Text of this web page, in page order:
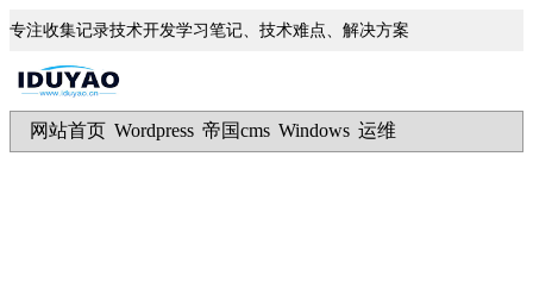
专注收集记录技术开发学习笔记、技术难点、解决方案
网站首页 Wordpress 帝国cms Windows 运维